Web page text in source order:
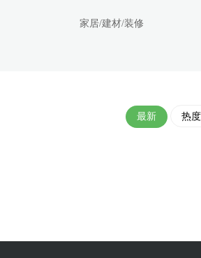
家居/建材/装修
最新 热度